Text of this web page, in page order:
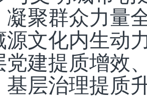
凝聚群众力量
源文化内生动
党建提质增效
基层治理提质